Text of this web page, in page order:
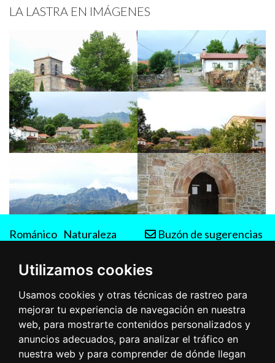
Utilizamos cookies
Usamos cookies y otras técnicas de rastreo para
mejorar tu experiencia de navegación en nuestra
web, para mostrarte contenidos personalizados y
anuncios adecuados, para analizar el tráfico en
nuestra web y para comprender de dónde llegan
LA LASTRA EN IMÁGENES
Románico Naturaleza
Buzón de sugerencias